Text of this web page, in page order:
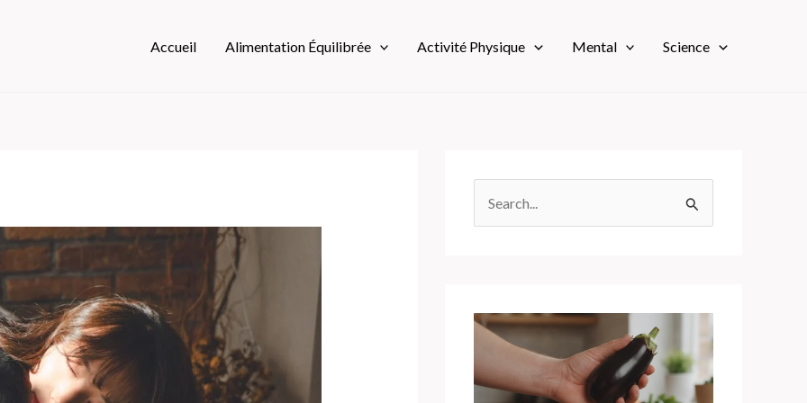
Accueil Alimentation Équilibrée Activité Physique Mental Science
c